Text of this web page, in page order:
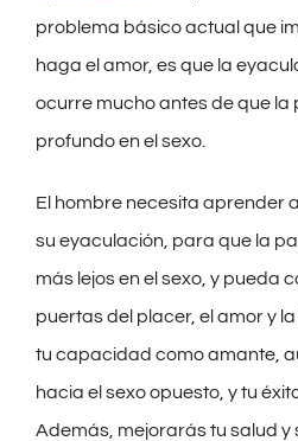
problema básico actual que
haga el amor, es que la
ocurre mucho antes de que la
profundo en el sexo.
El hombre necesita aprender
su eyaculación, para que la
más lejos en el sexo, y pueda
puertas del placer, el amor y
tu capacidad como amante,
hacia el sexo opuesto, y tu
Además, mejorarás tu salud